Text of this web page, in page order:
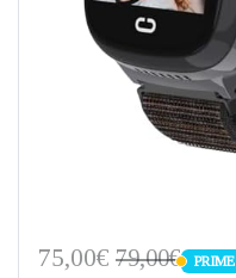
75,00€ 79,00€ PRIME
PRIME